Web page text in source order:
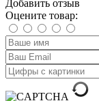
Добавить отзыв
Оцените товар: